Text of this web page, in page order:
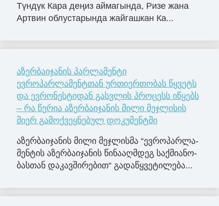
Түндүк Кара деңиз аймагында, Ризе жана
Артвин облустарында жайгашкан Ка...
აზერბაიჯანის პარლამენტი
ევროპარლამენტთან ურთიერთობას წყვეტს
და ევრონესტიდან გასვლის პროცესს იწყებს
– რა წერია აზერბაიჯანის მილი მეჯლისის
მიერ გამოქვეყნებულ დოკუმენტში
აზერ­ბა­ი­ჯა­ნის მილი მე­ჯლის­მა “ევ­რო­პარ­ლა­
მენ­ტის აზერ­ბა­ი­ჯა­ნის წი­ნა­აღ­მდეგ საქ­მი­ა­ნო­
ბას­თან და­კავ­ში­რე­ბით“ გა­და­წყვე­ტი­ლე­ბა...